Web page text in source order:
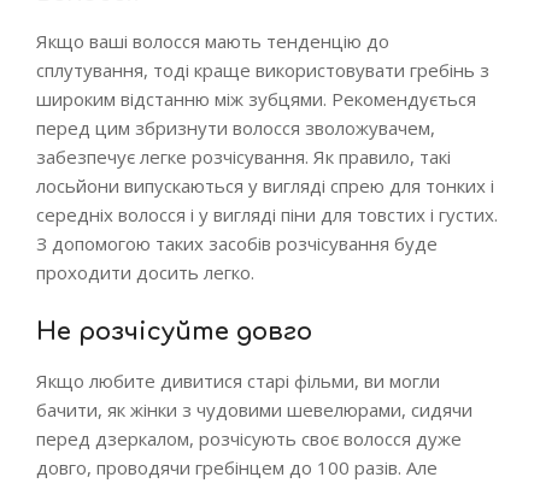
Якщо ваші волосся мають тенденцію до
сплутування, тоді краще використовувати гребінь з
широким відстанню між зубцями. Рекомендується
перед цим збризнути волосся зволожувачем,
забезпечує легке розчісування. Як правило, такі
лосьйони випускаються у вигляді спрею для тонких і
середніх волосся і у вигляді піни для товстих і густих.
З допомогою таких засобів розчісування буде
проходити досить легко.
Не розчісуйте довго
Якщо любите дивитися старі фільми, ви могли
бачити, як жінки з чудовими шевелюрами, сидячи
перед дзеркалом, розчісують своє волосся дуже
довго, проводячи гребінцем до 100 разів. Але